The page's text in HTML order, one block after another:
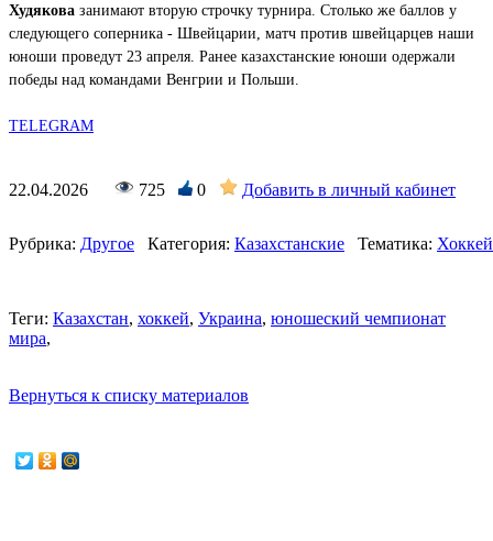
Худякова занимают вторую строчку турнира. Столько же баллов у
следующего соперника - Швейцарии, матч против швейцарцев наши
юноши проведут 23 апреля. Ранее казахстанские юноши одержали
победы над командами Венгрии и Польши.
TELEGRAM
22.04.2026 725 0 Добавить в личный кабинет
Рубрика: Другое Категория: Казахстанские Тематика: Хоккей
Теги: Казахстан, хоккей, Украина, юношеский чемпионат
мира,
Вернуться к списку материалов